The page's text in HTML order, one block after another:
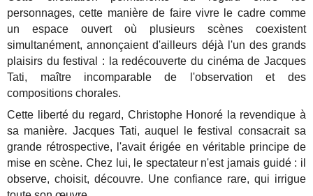
personnages, cette manière de faire vivre le cadre comme
un espace ouvert où plusieurs scènes coexistent
simultanément, annonçaient d'ailleurs déjà l'un des grands
plaisirs du festival : la redécouverte du cinéma de Jacques
Tati, maître incomparable de l'observation et des
compositions chorales.
Cette liberté du regard, Christophe Honoré la revendique à
sa manière. Jacques Tati, auquel le festival consacrait sa
grande rétrospective, l'avait érigée en véritable principe de
mise en scène. Chez lui, le spectateur n'est jamais guidé : il
observe, choisit, découvre. Une confiance rare, qui irrigue